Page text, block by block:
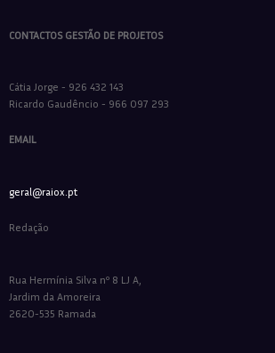
CONTACTOS GESTÃO DE PROJETOS
Cátia Jorge - 926 432 143
Ricardo Gaudêncio - 966 097 293
EMAIL
geral@raiox.pt
Redação
Rua Hermínia Silva nº 8 LJ A,
Jardim da Amoreira
2620-535 Ramada